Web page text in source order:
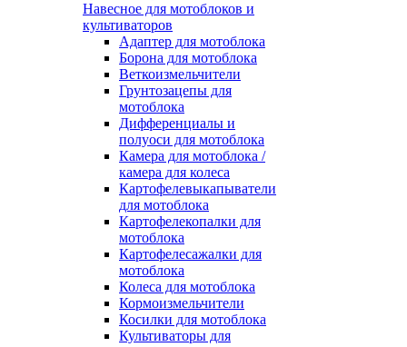
Навесное для мотоблоков и
культиваторов
Адаптер для мотоблока
Борона для мотоблока
Веткоизмельчители
Грунтозацепы для
мотоблока
Дифференциалы и
полуоси для мотоблока
Камера для мотоблока /
камера для колеса
Картофелевыкапыватели
для мотоблока
Картофелекопалки для
мотоблока
Картофелесажалки для
мотоблока
Колеса для мотоблока
Кормоизмельчители
Косилки для мотоблока
Культиваторы для